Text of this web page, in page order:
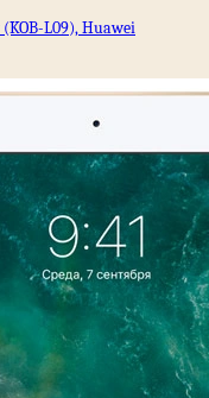
L09), Huawei